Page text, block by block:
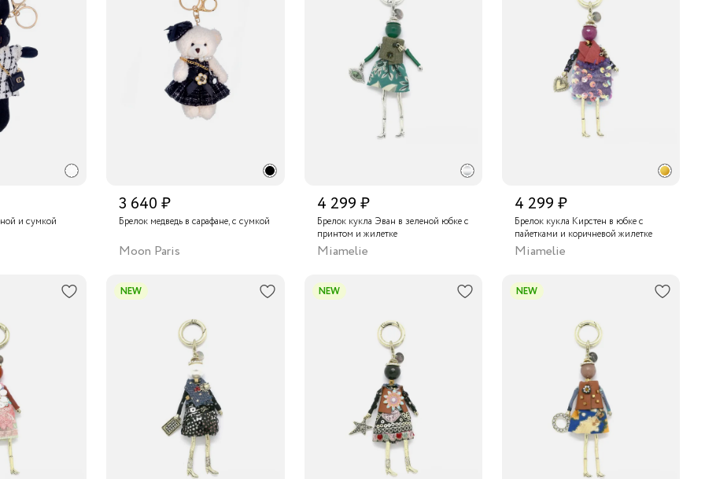
и сумкой
3 640 ₽
Брелок медведь в сарафане, с сумкой
Moon Paris
4 299 ₽
Брелок кукла Эван в зеленой юбке с
принтом и жилетке
Miamelie
4 299 ₽
Брелок кукла Кирстен в юбке с
пайетками и коричневой жилетке
Miamelie
NEW NEW NEW